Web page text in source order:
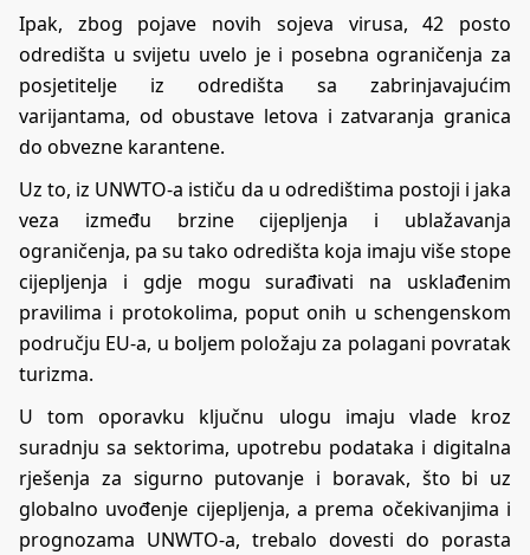
Ipak, zbog pojave novih sojeva virusa, 42 posto
odredišta u svijetu uvelo je i posebna ograničenja za
posjetitelje iz odredišta sa zabrinjavajućim
varijantama, od obustave letova i zatvaranja granica
do obvezne karantene.
Uz to, iz UNWTO-a ističu da u odredištima postoji i jaka
veza između brzine cijepljenja i ublažavanja
ograničenja, pa su tako odredišta koja imaju više stope
cijepljenja i gdje mogu surađivati ​​na usklađenim
pravilima i protokolima, poput onih u schengenskom
području EU-a, u boljem položaju za polagani povratak
turizma.
U tom oporavku ključnu ulogu imaju vlade kroz
suradnju sa sektorima, upotrebu podataka i digitalna
rješenja za sigurno putovanje i boravak, što bi uz
globalno uvođenje cijepljenja, a prema očekivanjima i
prognozama UNWTO-a, trebalo dovesti do porasta